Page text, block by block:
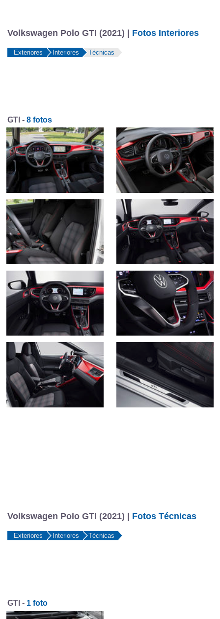
Volkswagen Polo GTI (2021) | Fotos Interiores
Exteriores Interiores Técnicas
GTI - 8 fotos
Volkswagen Polo GTI (2021) | Fotos Técnicas
Exteriores Interiores Técnicas
GTI - 1 foto